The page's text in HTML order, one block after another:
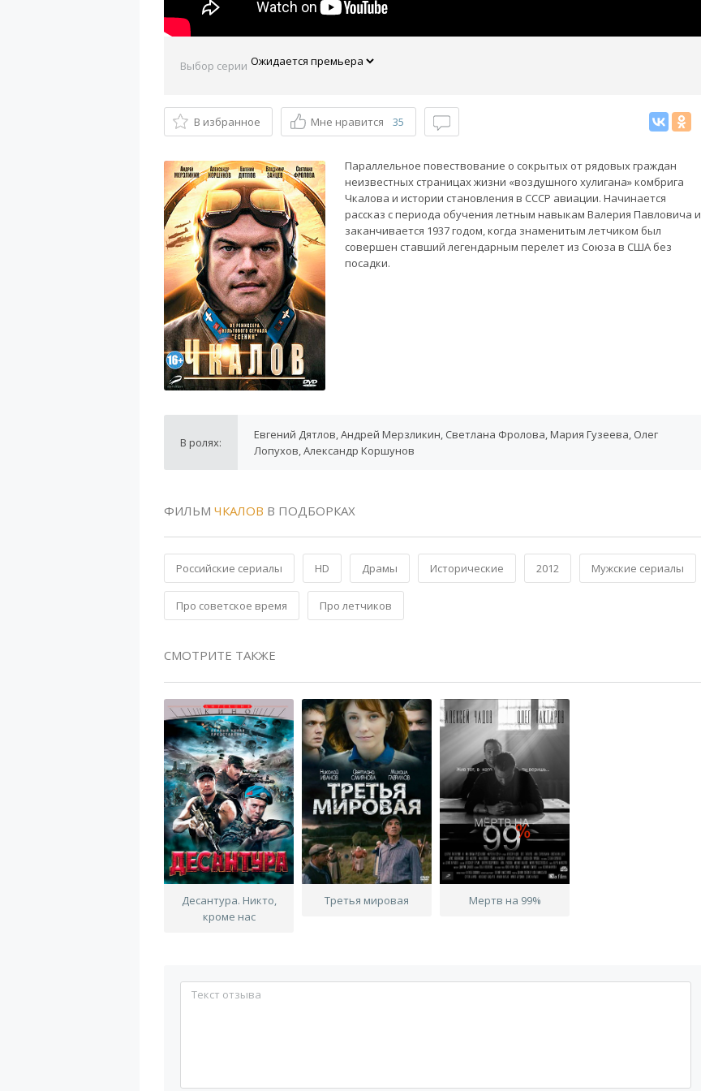
Выбор серии
В избранное Мне нравится 35
Параллельное повествование о сокрытых от рядовых граждан
неизвестных страницах жизни «воздушного хулигана» комбрига
Чкалова и истории становления в СССР авиации. Начинается
рассказ с периода обучения летным навыкам Валерия Павловича и
заканчивается 1937 годом, когда знаменитым летчиком был
совершен ставший легендарным перелет из Союза в США без
посадки.
В ролях:
Евгений Дятлов, Андрей Мерзликин, Светлана Фролова, Мария Гузеева, Олег
Лопухов, Александр Коршунов
ФИЛЬМ ЧКАЛОВ В ПОДБОРКАХ
Российские сериалы HD Драмы Исторические 2012 Мужские сериалы
Про советское время Про летчиков
СМОТРИТЕ ТАКЖЕ
Десантура. Никто,
кроме нас
Третья мировая Мертв на 99%